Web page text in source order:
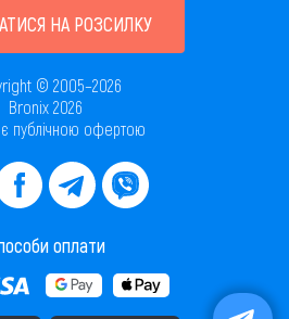
НА РОЗСИЛКУ
© 2005–2026
Bronix 2026
публічною офертою
оплати